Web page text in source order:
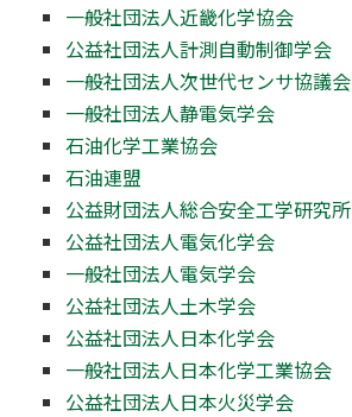
一般社団法人近畿化学協会
公益社団法人計測自動制御学会
一般社団法人次世代センサ協議会
一般社団法人静電気学会
石油化学工業協会
石油連盟
公益財団法人総合安全工学研究所
公益社団法人電気化学会
一般社団法人電気学会
公益社団法人土木学会
公益社団法人日本化学会
一般社団法人日本化学工業協会
公益社団法人日本火災学会